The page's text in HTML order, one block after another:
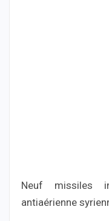
Neuf missiles
antiaérienne